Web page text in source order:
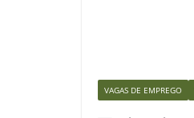
VAGAS DE EMPREGO